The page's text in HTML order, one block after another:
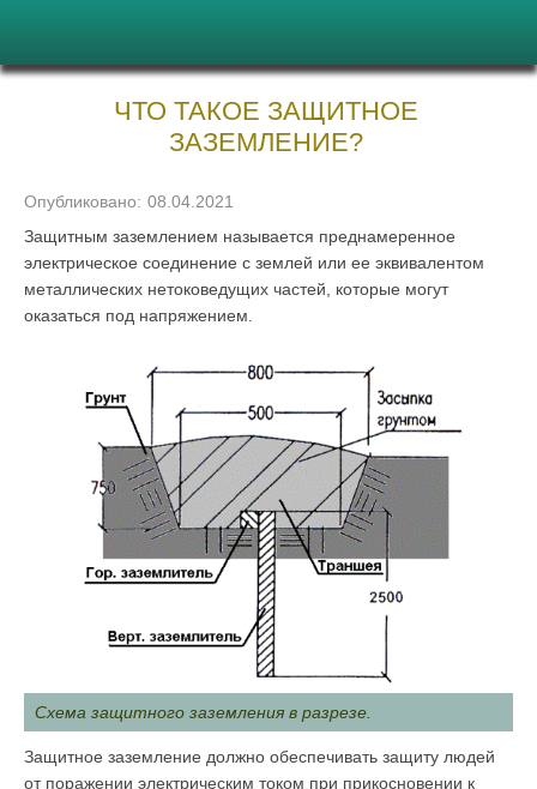
ЧТО ТАКОЕ ЗАЩИТНОЕ
ЗАЗЕМЛЕНИЕ?
Опубликовано: 08.04.2021
Защитным заземлением называется преднамеренное
электрическое соединение с землей или ее эквивалентом
металлических нетоковедущих частей, которые могут
оказаться под напряжением.
Схема защитного заземления в разрезе.
Защитное заземление должно обеспечивать защиту людей
от поражении электрическим током при прикосновении к